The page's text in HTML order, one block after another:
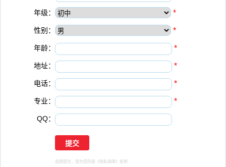
年级： *
性别： *
年龄： *
地址： *
电话： *
专业： *
QQ：
选择提交，视为您同意 《隐私保障》 条例